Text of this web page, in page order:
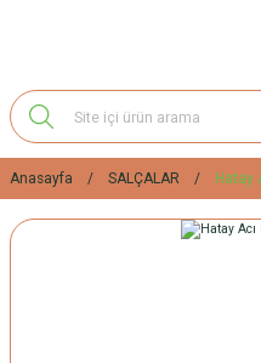
Anasayfa SALÇALAR Hatay